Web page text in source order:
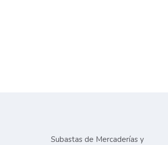
Subastas de Mercaderías y